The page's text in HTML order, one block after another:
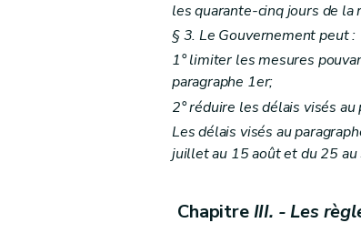
les quarante-cinq jours de
§ 3. Le Gouvernement peut :
1° limiter les mesures
paragraphe 1er;
2° réduire les délais visés
Les délais visés au
juillet au 15 août et du 25 au
ChapitreIII. - Les